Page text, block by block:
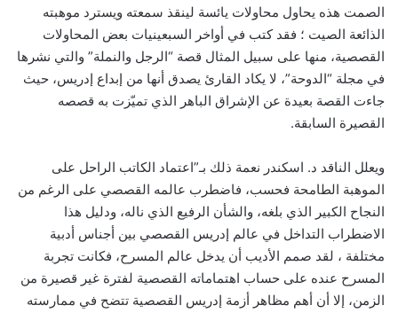
الصمت هذه يحاول محاولات يائسة لينقذ سمعته ويسترد موهبته
الذائعة الصيت ؛ فقد كتب في أواخر السبعينيات بعض المحاولات
القصصية، منها على سبيل المثال قصة “الرجل والنملة” والتي نشرها
في مجلة “الدوحة”، لا يكاد القارئ يصدق أنها من إبداع إدريس، حيث
جاءت القصة بعيدة عن الإشراق الباهر الذي تميّزت به قصصه
القصيرة السابقة.
ويعلل الناقد د. اسكندر نعمة ذلك بـ”اعتماد الكاتب الراحل على
الموهبة الطامحة فحسب، فاضطرب عالمه القصصي على الرغم من
النجاح الكبير الذي بلغه، والشأن الرفيع الذي ناله، ودليل هذا
الاضطراب التداخل في عالم إدريس القصصي بين أجناس أدبية
مختلفة ، لقد صمم الأديب أن يدخل عالم المسرح، فكانت تجربة
المسرح عنده على حساب اهتماماته القصصية لفترة غير قصيرة من
الزمن، إلا أن أهم مظاهر أزمة إدريس القصصية تتضح في ممارسته